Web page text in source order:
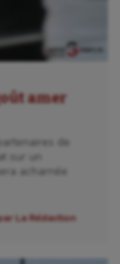
amer
de
sur un
acharnée
La Rédaction